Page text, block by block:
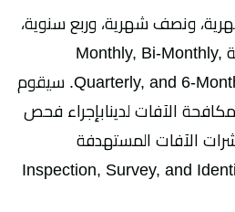
ونصف شهرية، وربع سنوية،
وخطط خدمة نصف سنوية Monthly, Bi-Monthly,
Quarterly, and 6-Months AMC Service Plans. سيقوم
الآفات لدينابإجراء فحص
الآفات المستهدفة
Inspection, Survey, and